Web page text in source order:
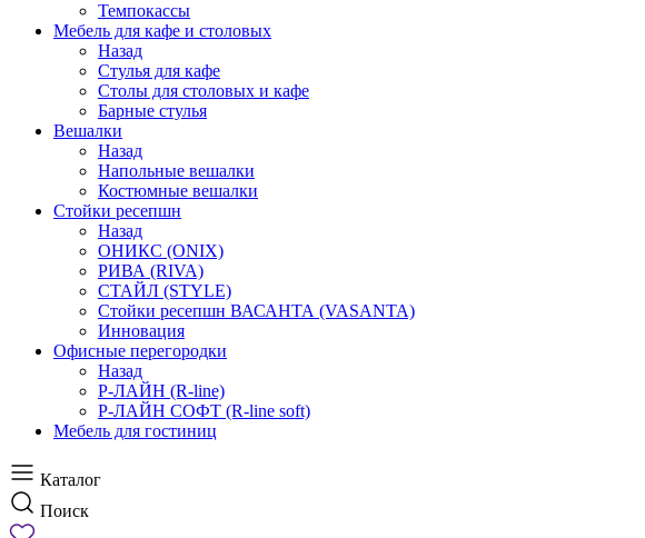
Темпокассы
Мебель для кафе и столовых
Назад
Стулья для кафе
Столы для столовых и кафе
Барные стулья
Вешалки
Назад
Напольные вешалки
Костюмные вешалки
Стойки ресепшн
Назад
ОНИКС (ONIX)
РИВА (RIVA)
СТАЙЛ (STYLE)
Стойки ресепшн ВАСАНТА (VASANTA)
Инновация
Офисные перегородки
Назад
Р-ЛАЙН (R-line)
Р-ЛАЙН СОФТ (R-line soft)
Мебель для гостиниц
Каталог
Поиск